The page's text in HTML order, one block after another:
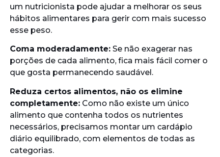
um nutricionista pode ajudar a melhorar os seus
hábitos alimentares para gerir com mais sucesso
esse peso.
Coma moderadamente: Se não exagerar nas
porções de cada alimento, fica mais fácil comer o
que gosta permanecendo saudável.
Reduza certos alimentos, não os elimine
completamente: Como não existe um único
alimento que contenha todos os nutrientes
necessários, precisamos montar um cardápio
diário equilibrado, com elementos de todas as
categorias.